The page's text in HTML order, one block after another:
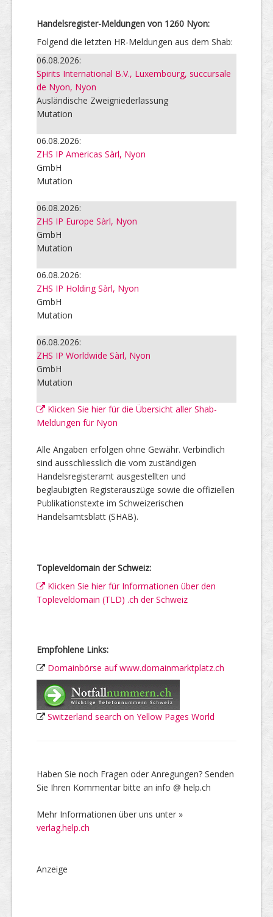
Handelsregister-Meldungen von 1260 Nyon:
Folgend die letzten HR-Meldungen aus dem Shab:
06.08.2026:
Spirits International B.V., Luxembourg, succursale
de Nyon, Nyon
Ausländische Zweigniederlassung
Mutation
06.08.2026:
ZHS IP Americas Sàrl, Nyon
GmbH
Mutation
06.08.2026:
ZHS IP Europe Sàrl, Nyon
GmbH
Mutation
06.08.2026:
ZHS IP Holding Sàrl, Nyon
GmbH
Mutation
06.08.2026:
ZHS IP Worldwide Sàrl, Nyon
GmbH
Mutation
Klicken Sie hier für die Übersicht aller Shab-
Meldungen für Nyon
Alle Angaben erfolgen ohne Gewähr. Verbindlich
sind ausschliesslich die vom zuständigen
Handelsregisteramt ausgestellten und
beglaubigten Registerauszüge sowie die offiziellen
Publikationstexte im Schweizerischen
Handelsamtsblatt (SHAB).
Topleveldomain der Schweiz:
Klicken Sie hier für Informationen über den
Topleveldomain (TLD) .ch der Schweiz
Empfohlene Links:
Domainbörse auf www.domainmarktplatz.ch
Switzerland search on Yellow Pages World
Haben Sie noch Fragen oder Anregungen? Senden
Sie Ihren Kommentar bitte an info @ help.ch
Mehr Informationen über uns unter »
verlag.help.ch
Anzeige